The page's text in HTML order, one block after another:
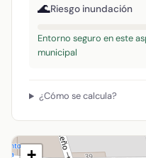
🌊Riesgo inundación
Entorno seguro en este
municipal
¿Cómo se calcula?